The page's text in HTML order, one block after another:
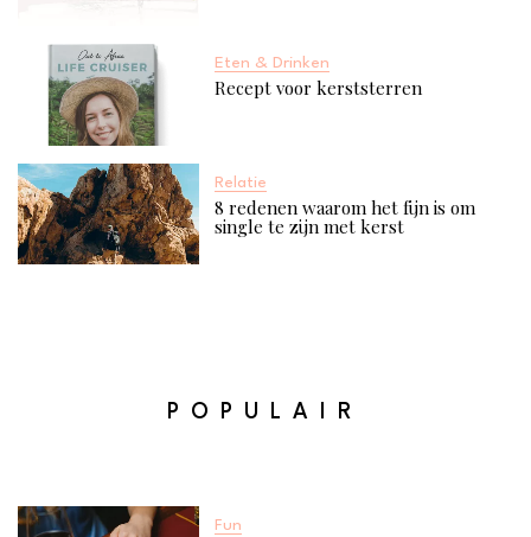
Eten & Drinken
Recept voor kerststerren
Relatie
8 redenen waarom het fijn is om
single te zijn met kerst
POPULAIR
Fun